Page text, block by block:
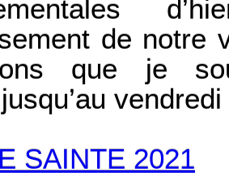
de notre
que je
SAINTE 2021